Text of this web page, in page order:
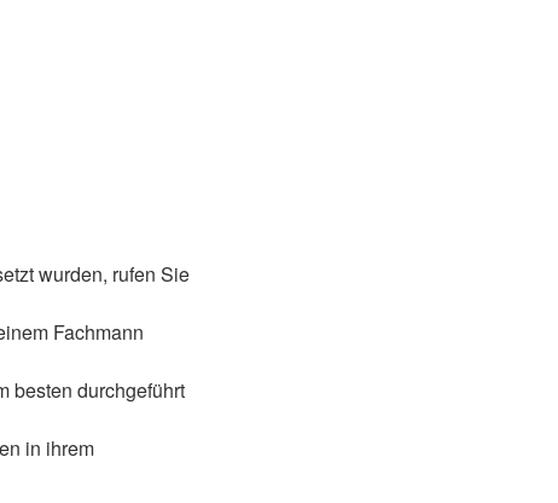
wurden, rufen Sie
Fachmann
besten durchgeführt
in ihrem